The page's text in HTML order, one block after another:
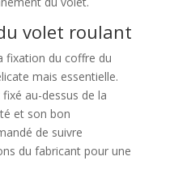
volet roulant
fixation du coffre du
mais essentielle.
au-dessus de la
et son bon
de suivre
du fabricant pour une